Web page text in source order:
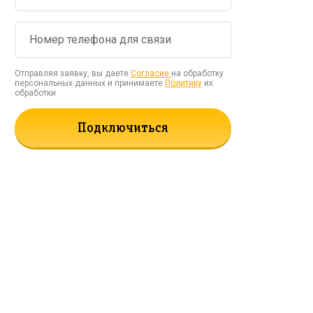
Отправляя заявку, вы даете Согласие на обработку
персональных данных и принимаете Политику их
обработки
Подключиться